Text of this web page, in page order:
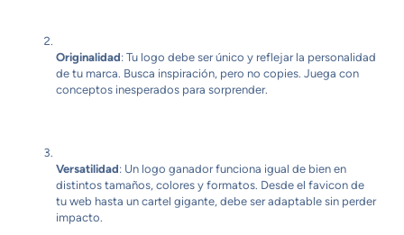
Originalidad: Tu logo debe ser único y reflejar la personalidad
de tu marca. Busca inspiración, pero no copies. Juega con
conceptos inesperados para sorprender.
Versatilidad: Un logo ganador funciona igual de bien en
distintos tamaños, colores y formatos. Desde el favicon de
tu web hasta un cartel gigante, debe ser adaptable sin perder
impacto.